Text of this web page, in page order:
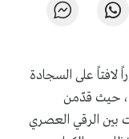
على السجادة
الحمراء خلال مهرجان كان السينمائي 2025، حيث قدّمن
بين الرقي العصري